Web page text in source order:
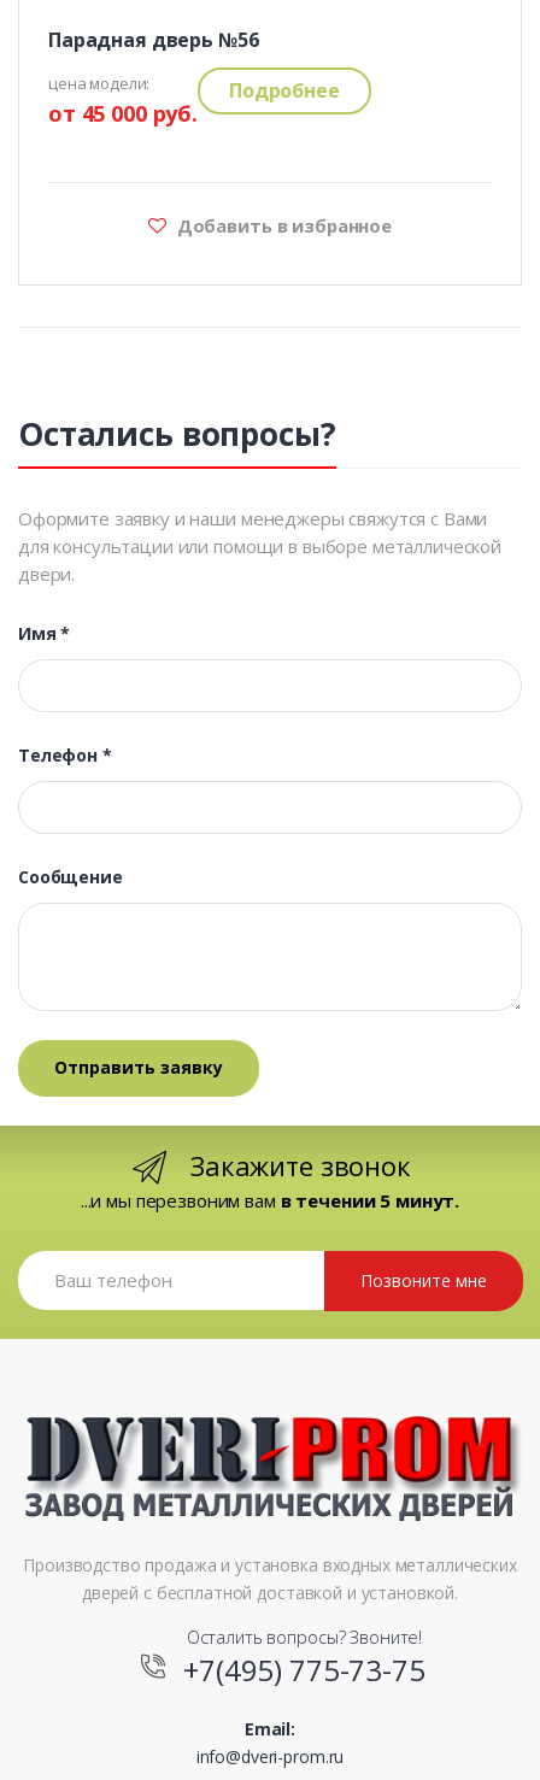
Парадная дверь №56
цена модели:
от 45 000 руб.
Подробнее
Добавить в избранное
Остались вопросы?
Оформите заявку и наши менеджеры свяжутся с Вами
для консультации или помощи в выборе металлической
двери.
Имя*
Телефон *
Сообщение
Закажите звонок
...и мы перезвоним вам в течении 5 минут.
Позвоните мне
Производство продажа и установка входных металлических
дверей с бесплатной доставкой и установкой.
Осталить вопросы? Звоните!
+7(495) 775-73-75
Email:
info@dveri-prom.ru